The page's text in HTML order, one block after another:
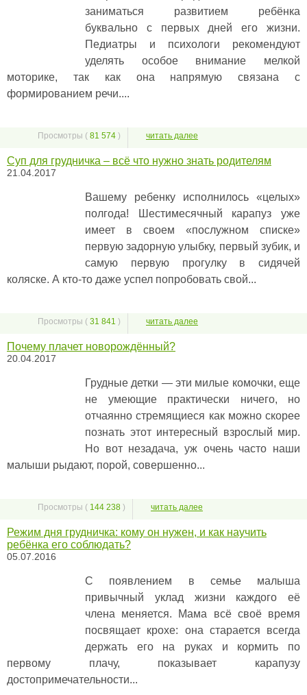
заниматься развитием ребёнка
буквально с первых дней его жизни.
Педиатры и психологи рекомендуют
уделять особое внимание мелкой
моторике, так как она напрямую связана с
формированием речи....
Просмотры ( 81 574 ) читать далее
Суп для грудничка – всё что нужно знать родителям
21.04.2017
Вашему ребенку исполнилось «целых»
полгода! Шестимесячный карапуз уже
имеет в своем «послужном списке»
первую задорную улыбку, первый зубик, и
самую первую прогулку в сидячей
коляске. А кто-то даже успел попробовать свой...
Просмотры ( 31 841 ) читать далее
Почему плачет новорождённый?
20.04.2017
Грудные детки — эти милые комочки, еще
не умеющие практически ничего, но
отчаянно стремящиеся как можно скорее
познать этот интересный взрослый мир.
Но вот незадача, уж очень часто наши
малыши рыдают, порой, совершенно...
Просмотры ( 144 238 ) читать далее
Режим дня грудничка: кому он нужен, и как научить
ребёнка его соблюдать?
05.07.2016
С появлением в семье малыша
привычный уклад жизни каждого её
члена меняется. Мама всё своё время
посвящает крохе: она старается всегда
держать его на руках и кормить по
первому плачу, показывает карапузу
достопримечательности...